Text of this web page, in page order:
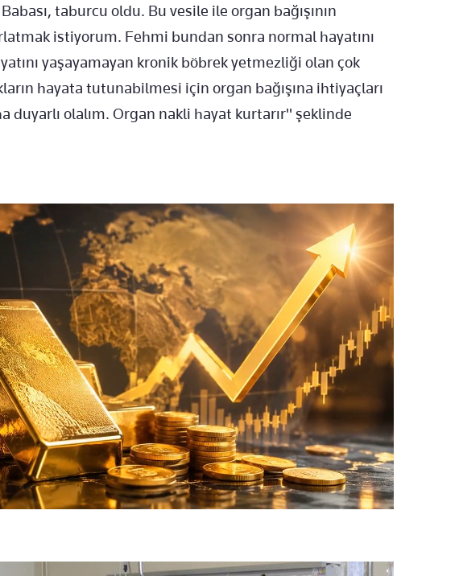
taburcu oldu. Bu vesile ile organ bağışının
istiyorum. Fehmi bundan sonra normal hayatını
yaşayamayan kronik böbrek yetmezliği olan çok
hayata tutunabilmesi için organ bağışına ihtiyaçları
duyarlı olalım. Organ nakli hayat kurtarır" şeklinde